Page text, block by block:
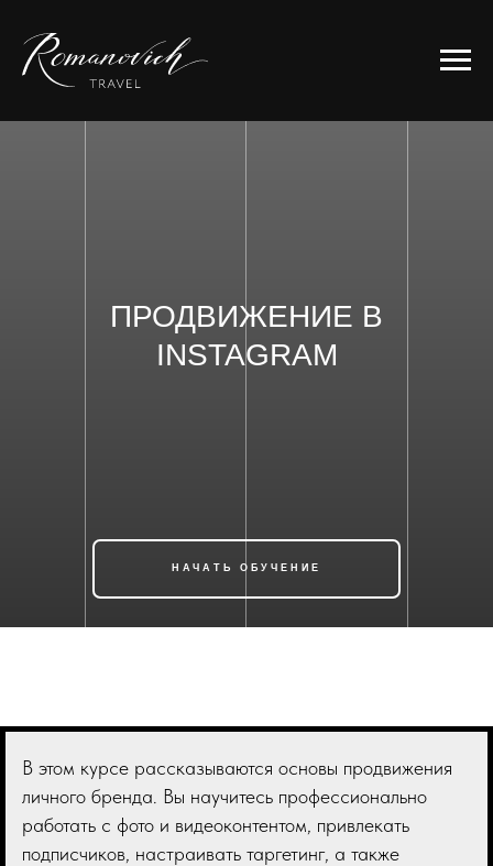
ПРОДВИЖЕНИЕ В
INSTAGRAM
НАЧАТЬ ОБУЧЕНИЕ
В этом курсе рассказываются основы продвижения
личного бренда. Вы научитесь профессионально
работать с фото и видеоконтентом, привлекать
подписчиков, настраивать таргетинг, а также